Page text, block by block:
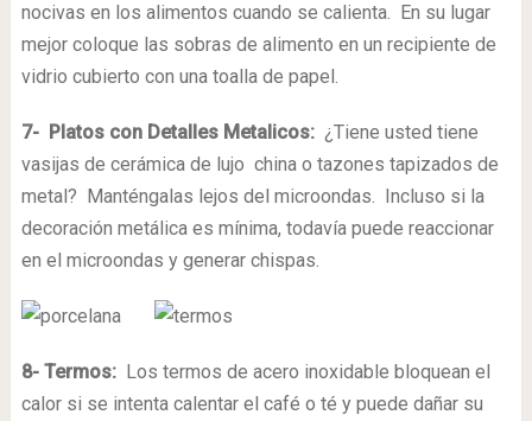
nocivas en los alimentos cuando se calienta. En su lugar
mejor coloque las sobras de alimento en un recipiente de
vidrio cubierto con una toalla de papel.
7- Platos con Detalles Metalicos: ¿Tiene usted tiene
vasijas de cerámica de lujo china o tazones tapizados de
metal? Manténgalas lejos del microondas. Incluso si la
decoración metálica es mínima, todavía puede reaccionar
en el microondas y generar chispas.
8- Termos: Los termos de acero inoxidable bloquean el
calor si se intenta calentar el café o té y puede dañar su